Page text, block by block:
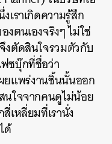
เราเกิดความรู้สึก
ตนเองจริงๆ ไม่ใช่
งตัดสินใจรวมตัวกับ
ซบุ๊กที่ชื่อว่า
ยแพร่งานชิ้นนั้นออก
ใจจากคนดูไม่น้อย
เหลี่ยมที่เรานั่ง
ด้